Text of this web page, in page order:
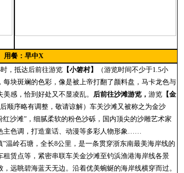
用餐：早中X
，抵达后前往游览 【小箬村】 （游览时间不少于1.5小
块斑斓的色彩，像是被上帝打翻了颜料盘，马卡龙色与
美感，恰到好处又不显凌乱。 后前往沙滩游览，游览 【金
顺序略有调整，敬请谅解）车关沙滩又被称之为金沙
红沙滩”，细腻柔软的粉色沙砾，国内顶尖的沙雕艺术家
主色调，打造童话、动漫等多彩人物形象……
”温岭石塘，全长8公里，是一条贯穿浙东南最美海岸线的
赁点等，紧密串联车关金沙滩至钓浜渔港海岸线各景
远眺碧海蓝天无边。沿着优美蜿蜒的海岸线横穿而过。